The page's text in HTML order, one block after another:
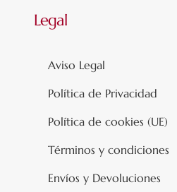
Legal
Aviso Legal
Política de Privacidad
Política de cookies (UE)
Términos y condiciones
Envíos y Devoluciones